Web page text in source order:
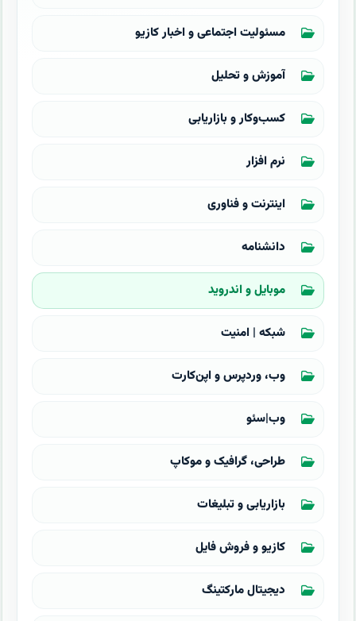
مسئولیت اجتماعی و اخبار کازیو
آموزش و تحلیل
کسب‌وکار و بازاریابی
نرم افزار
اینترنت و فناوری
دانشنامه
موبایل و اندروید
شبکه | امنیت
وب، وردپرس و اپن‌کارت
وب|سئو
طراحی، گرافیک و موکاپ
بازاریابی و تبلیغات
کازیو و فروش فایل
دیجیتال مارکتینگ